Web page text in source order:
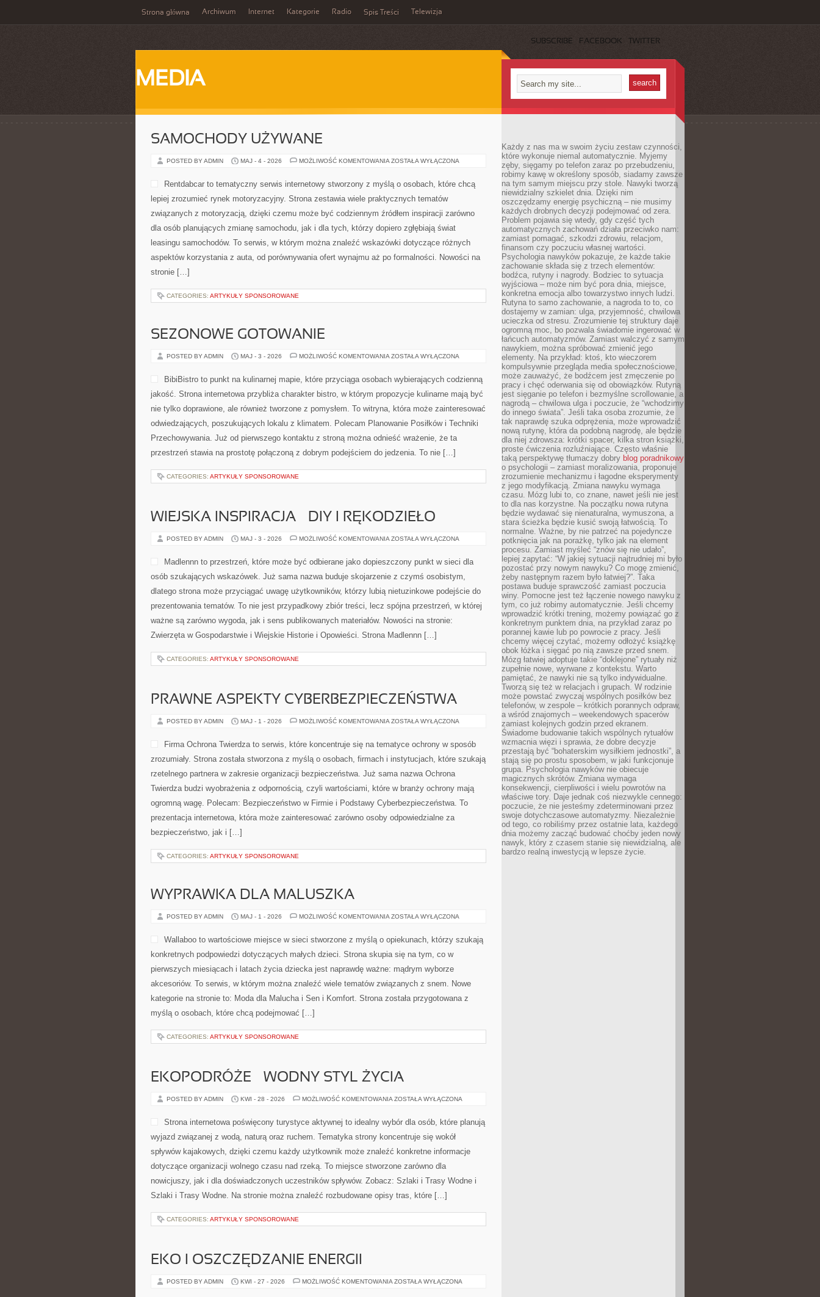
Strona główna Archiwum Internet Kategorie Radio Spis Treści Telewizja
SUBSCRIBE FACEBOOK TWITTER
MEDIA
SAMOCHODY UŻYWANE
POSTED BY ADMIN MAJ - 4 - 2026 MOŻLIWOŚĆ KOMENTOWANIA SAMOCHODY
ZOSTAŁA WYŁĄCZONA
Rentdabcar to tematyczny serwis internetowy stworzony z myślą o osobach, które chcą
lepiej zrozumieć rynek motoryzacyjny. Strona zestawia wiele praktycznych tematów
związanych z motoryzacją, dzięki czemu może być codziennym źródłem inspiracji zarówno
dla osób planujących zmianę samochodu, jak i dla tych, którzy dopiero zgłębiają świat
leasingu samochodów. To serwis, w którym można znaleźć wskazówki dotyczące różnych
aspektów korzystania z auta, od porównywania ofert wynajmu aż po formalności. Nowości na
stronie […]
CATEGORIES: ARTYKUŁY SPONSOROWANE
SEZONOWE GOTOWANIE
POSTED BY ADMIN MAJ - 3 - 2026 MOŻLIWOŚĆ KOMENTOWANIA SEZONOWE
ZOSTAŁA WYŁĄCZONA
BibiBistro to punkt na kulinarnej mapie, które przyciąga osobach wybierających codzienną
jakość. Strona internetowa przybliża charakter bistro, w którym propozycje kulinarne mają być
nie tylko doprawione, ale również tworzone z pomysłem. To witryna, która może zainteresować
odwiedzających, poszukujących lokalu z klimatem. Polecam Planowanie Posiłków i Techniki
Przechowywania. Już od pierwszego kontaktu z stroną można odnieść wrażenie, że ta
przestrzeń stawia na prostotę połączoną z dobrym podejściem do jedzenia. To nie […]
CATEGORIES: ARTYKUŁY SPONSOROWANE
WIEJSKA INSPIRACJA – DIY I RĘKODZIEŁO
POSTED BY ADMIN MAJ - 3 - 2026 MOŻLIWOŚĆ KOMENTOWANIA WIEJSKA
I
ZOSTAŁA WYŁĄCZONA
Madlennn to przestrzeń, które może być odbierane jako dopieszczony punkt w sieci dla
osób szukających wskazówek. Już sama nazwa buduje skojarzenie z czymś osobistym,
dlatego strona może przyciągać uwagę użytkowników, którzy lubią nietuzinkowe podejście do
prezentowania tematów. To nie jest przypadkowy zbiór treści, lecz spójna przestrzeń, w której
ważne są zarówno wygoda, jak i sens publikowanych materiałów. Nowości na stronie:
Zwierzęta w Gospodarstwie i Wiejskie Historie i Opowieści. Strona Madlennn […]
CATEGORIES: ARTYKUŁY SPONSOROWANE
PRAWNE ASPEKTY CYBERBEZPIECZEŃSTWA
POSTED BY ADMIN MAJ - 1 - 2026 MOŻLIWOŚĆ KOMENTOWANIA PRAWNE
ZOSTAŁA WYŁĄCZONA
Firma Ochrona Twierdza to serwis, które koncentruje się na tematyce ochrony w sposób
zrozumiały. Strona została stworzona z myślą o osobach, firmach i instytucjach, które szukają
rzetelnego partnera w zakresie organizacji bezpieczeństwa. Już sama nazwa Ochrona
Twierdza budzi wyobrażenia z odpornością, czyli wartościami, które w branży ochrony mają
ogromną wagę. Polecam: Bezpieczeństwo w Firmie i Podstawy Cyberbezpieczeństwa. To
prezentacja internetowa, która może zainteresować zarówno osoby odpowiedzialne za
bezpieczeństwo, jak i […]
CATEGORIES: ARTYKUŁY SPONSOROWANE
WYPRAWKA DLA MALUSZKA
POSTED BY ADMIN MAJ - 1 - 2026 MOŻLIWOŚĆ KOMENTOWANIA WYPRAWKA
ZOSTAŁA WYŁĄCZONA
Wallaboo to wartościowe miejsce w sieci stworzone z myślą o opiekunach, którzy szukają
konkretnych podpowiedzi dotyczących małych dzieci. Strona skupia się na tym, co w
pierwszych miesiącach i latach życia dziecka jest naprawdę ważne: mądrym wyborze
akcesoriów. To serwis, w którym można znaleźć wiele tematów związanych z snem. Nowe
kategorie na stronie to: Moda dla Malucha i Sen i Komfort. Strona została przygotowana z
myślą o osobach, które chcą podejmować […]
CATEGORIES: ARTYKUŁY SPONSOROWANE
EKOPODRÓŻE – WODNY STYL ŻYCIA
POSTED BY ADMIN KWI - 28 - 2026 MOŻLIWOŚĆ KOMENTOWANIA EKOPODRÓŻE
STYL
ŻYCIA
ZOSTAŁA WYŁĄCZONA
Strona internetowa poświęcony turystyce aktywnej to idealny wybór dla osób, które planują
wyjazd związanej z wodą, naturą oraz ruchem. Tematyka strony koncentruje się wokół
spływów kajakowych, dzięki czemu każdy użytkownik może znaleźć konkretne informacje
dotyczące organizacji wolnego czasu nad rzeką. To miejsce stworzone zarówno dla
nowicjuszy, jak i dla doświadczonych uczestników spływów. Zobacz: Szlaki i Trasy Wodne i
Szlaki i Trasy Wodne. Na stronie można znaleźć rozbudowane opisy tras, które […]
CATEGORIES: ARTYKUŁY SPONSOROWANE
EKO I OSZCZĘDZANIE ENERGII
POSTED BY ADMIN KWI - 27 - 2026 MOŻLIWOŚĆ KOMENTOWANIA EKO
ZOSTAŁA WYŁĄCZONA
Każdy z nas ma w swoim życiu zestaw czynności,
które wykonuje niemal automatycznie. Myjemy
zęby, sięgamy po telefon zaraz po przebudzeniu,
robimy kawę w określony sposób, siadamy zawsze
na tym samym miejscu przy stole. Nawyki tworzą
niewidzialny szkielet dnia. Dzięki nim
oszczędzamy energię psychiczną – nie musimy
każdych drobnych decyzji podejmować od zera.
Problem pojawia się wtedy, gdy część tych
automatycznych zachowań działa przeciwko nam:
zamiast pomagać, szkodzi zdrowiu, relacjom,
finansom czy poczuciu własnej wartości.
Psychologia nawyków pokazuje, że każde takie
zachowanie składa się z trzech elementów:
bodźca, rutyny i nagrody. Bodziec to sytuacja
wyjściowa – może nim być pora dnia, miejsce,
konkretna emocja albo towarzystwo innych ludzi.
Rutyna to samo zachowanie, a nagroda to to, co
dostajemy w zamian: ulga, przyjemność, chwilowa
ucieczka od stresu. Zrozumienie tej struktury daje
ogromną moc, bo pozwala świadomie ingerować w
łańcuch automatyzmów. Zamiast walczyć z samym
nawykiem, można spróbować zmienić jego
elementy. Na przykład: ktoś, kto wieczorem
kompulsywnie przegląda media społecznościowe,
może zauważyć, że bodźcem jest zmęczenie po
pracy i chęć oderwania się od obowiązków. Rutyną
jest sięganie po telefon i bezmyślne scrollowanie, a
nagrodą – chwilowa ulga i poczucie, że “wchodzimy
do innego świata”. Jeśli taka osoba zrozumie, że
tak naprawdę szuka odprężenia, może wprowadzić
nową rutynę, która da podobną nagrodę, ale będzie
dla niej zdrowsza: krótki spacer, kilka stron książki,
proste ćwiczenia rozluźniające. Często właśnie
taką perspektywę tłumaczy dobry blog poradnikowy
o psychologii – zamiast moralizowania, proponuje
zrozumienie mechanizmu i łagodne eksperymenty
z jego modyfikacją. Zmiana nawyku wymaga
czasu. Mózg lubi to, co znane, nawet jeśli nie jest
to dla nas korzystne. Na początku nowa rutyna
będzie wydawać się nienaturalna, wymuszona, a
stara ścieżka będzie kusić swoją łatwością. To
normalne. Ważne, by nie patrzeć na pojedyncze
potknięcia jak na porażkę, tylko jak na element
procesu. Zamiast myśleć “znów się nie udało”,
lepiej zapytać: “W jakiej sytuacji najtrudniej mi było
pozostać przy nowym nawyku? Co mogę zmienić,
żeby następnym razem było łatwiej?”. Taka
postawa buduje sprawczość zamiast poczucia
winy. Pomocne jest też łączenie nowego nawyku z
tym, co już robimy automatycznie. Jeśli chcemy
wprowadzić krótki trening, możemy powiązać go z
konkretnym punktem dnia, na przykład zaraz po
porannej kawie lub po powrocie z pracy. Jeśli
chcemy więcej czytać, możemy odłożyć książkę
obok łóżka i sięgać po nią zawsze przed snem.
Mózg łatwiej adoptuje takie “doklejone” rytuały niż
zupełnie nowe, wyrwane z kontekstu. Warto
pamiętać, że nawyki nie są tylko indywidualne.
Tworzą się też w relacjach i grupach. W rodzinie
może powstać zwyczaj wspólnych posiłków bez
telefonów, w zespole – krótkich porannych odpraw,
a wśród znajomych – weekendowych spacerów
zamiast kolejnych godzin przed ekranem.
Świadome budowanie takich wspólnych rytuałów
wzmacnia więzi i sprawia, że dobre decyzje
przestają być “bohaterskim wysiłkiem jednostki”, a
stają się po prostu sposobem, w jaki funkcjonuje
grupa. Psychologia nawyków nie obiecuje
magicznych skrótów. Zmiana wymaga
konsekwencji, cierpliwości i wielu powrotów na
właściwe tory. Daje jednak coś niezwykle cennego:
poczucie, że nie jesteśmy zdeterminowani przez
swoje dotychczasowe automatyzmy. Niezależnie
od tego, co robiliśmy przez ostatnie lata, każdego
dnia możemy zacząć budować choćby jeden nowy
nawyk, który z czasem stanie się niewidzialną, ale
bardzo realną inwestycją w lepsze życie.